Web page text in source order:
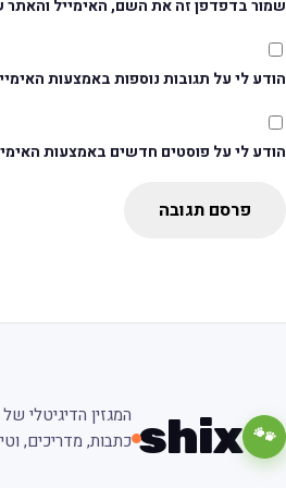
בדפדפן זה את השם, האימייל והאתר
לי על תגובות נוספות באמצעות
לי על פוסטים חדשים באמצעות
פרסם תגובה
🐾
shix
המגזין הדיגיטלי
כתבות, מדריכים,